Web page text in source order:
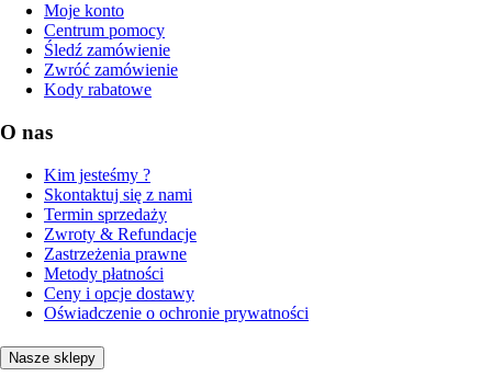
Moje konto
Centrum pomocy
Śledź zamówienie
Zwróć zamówienie
Kody rabatowe
O nas
Kim jesteśmy ?
Skontaktuj się z nami
Termin sprzedaży
Zwroty & Refundacje
Zastrzeżenia prawne
Metody płatności
Ceny i opcje dostawy
Oświadczenie o ochronie prywatności
Nasze sklepy